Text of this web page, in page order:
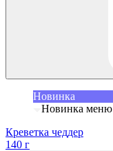
Новинка
Новинка меню
Креветка чеддер
140 г